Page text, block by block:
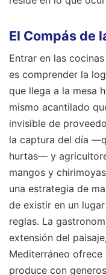
El Compás de
Entrar en las
es comprender la
que llega a la mesa
mismo acantilado
invisible de
la captura del día
hurtas— y
mangos y
una estrategia de
de existir en un
reglas. La
extensión del
Mediterráneo
produce con